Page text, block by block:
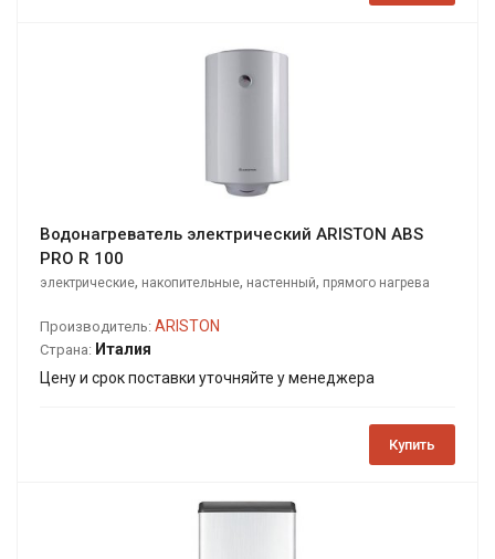
Водонагреватель электрический ARISTON ABS
PRO R 100
электрические, накопительные, настенный, прямого нагрева
Производитель: ARISTON
Страна: Италия
Цену и срок поставки уточняйте у менеджера
Купить